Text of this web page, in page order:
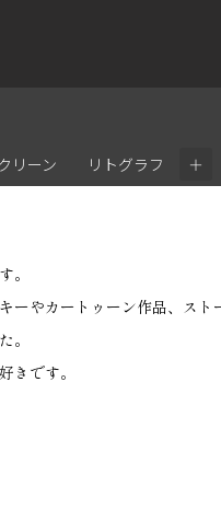
リーン リトグラフ ＋
。
ーやカートゥーン作品、スト
。
きです。